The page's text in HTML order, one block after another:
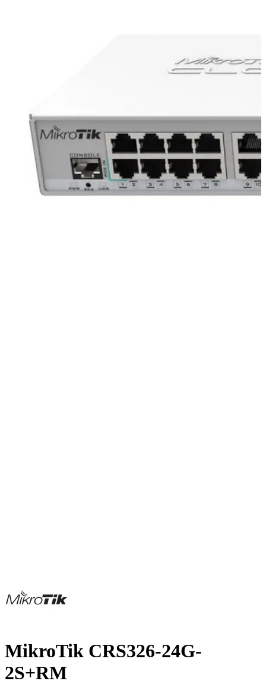
MikroTik CRS326-24G-
2S+RM